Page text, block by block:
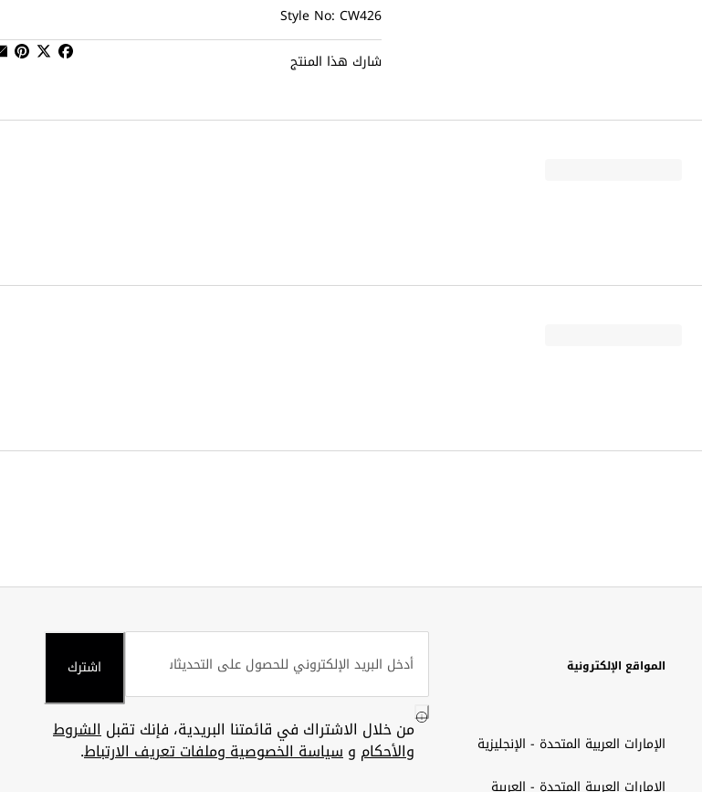
Style No: CW426
شارك هذا المنتج
المواقع الإلكترونية
الإمارات العربية المتحدة - الإنجليزية
الإمارات العربية المتحدة - العربية
اشترك
من خلال الاشتراك في قائمتنا البريدية، فإنك تقبلالشروط
والأحكام وسياسة الخصوصية وملفات تعريف الارتباط.